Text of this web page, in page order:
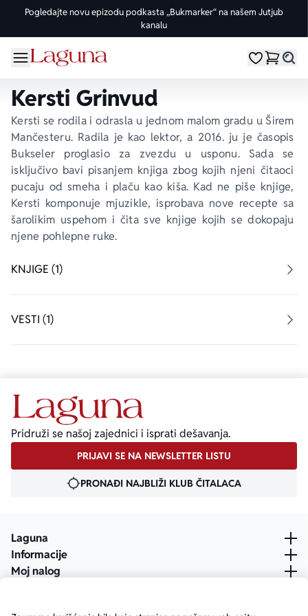
Pogledajte novu epizodu podkasta „Bukmarker“ na našem Jutjub
kanalu
Moji
Kersti Grinvud
Kersti se rodila i odrasla u jednom malom gradu u Širem
Mančesteru. Radila je kao lektor, a 2016. ju je časopis
Bukseler proglasio za zvezdu u usponu. Sada se
isključivo bavi pisanjem knjiga zbog kojih njeni čitaoci
pucaju od smeha i plaču kao kiša. Kad ne piše knjige,
Kersti komponuje mjuzikle, isprobava nove recepte sa
šarolikim uspehom i čita sve knjige kojih se dokopaju
njene pohlepne ruke.
KNJIGE (1)
VESTI (1)
Pridruži se našoj zajednici i isprati dešavanja.
PRIJAVI SE NA NEWSLETTER LISTU
PRONAĐI NAJBLIŽI KLUB ČITALACA
Laguna
Informacije
Moj nalog
meni
OMILJENE KATEGORIJE
Knjige za leto
Edicije
Bojeni rez
Manga i strip
Potpisane knjige
Ekranizovane knjige
E-knjige
Drama
Ljubavni
Trileri
Istorijski
Klasici
Poezija
Biografija
Goran Petrović
Đorđe Lebović
Jelena Bačić Alimpić
Darko Tuševljaković
Enes Halilović
Bojan Ljubenović
Milica Jakovljević Mir-Jam
Fredrik Bakman
Juval Noa Harari
Lusinda Rajli
Ju Nesbe
Dženi Kolgan
Peter Handke
Elif Šafak